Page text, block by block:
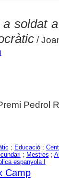
soldat
/
Pedrol
; Educació;
; Mestres ;
espanyola I
Camp